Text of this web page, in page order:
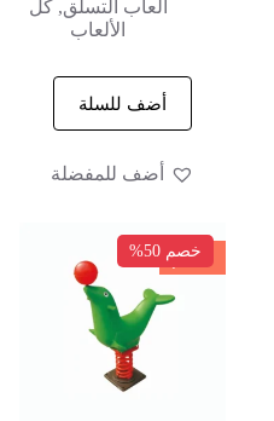
ألعاب التسلق,كل
الألعاب
أضف للسلة
أضف للمفضلة
خصم
خصم 50%